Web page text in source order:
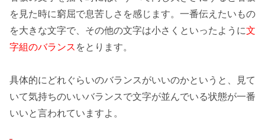
を見た時に窮屈で息苦しさ を感じます。一番伝えたいもの
を大きな文字で、その他の文字は小さくといったように文
字組のバランス をとります。
具体的にどれぐらいのバランスがいいのかというと、見て
いて気持ちのいいバランスで文字が並んでいる状態が一番
いいと言われていますよ。